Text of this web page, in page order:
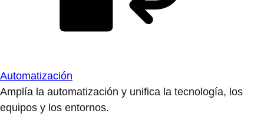
Automatización
Amplía la automatización y unifica la tecnología, los
equipos y los entornos.